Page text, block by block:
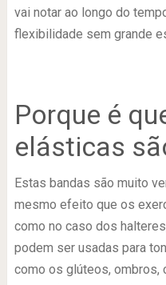
vai notar ao longo do
flexibilidade sem grande
Porque é
elásticas
Estas bandas são muito
mesmo efeito que os
como no caso dos
podem ser usadas para
como os glúteos, ombros,